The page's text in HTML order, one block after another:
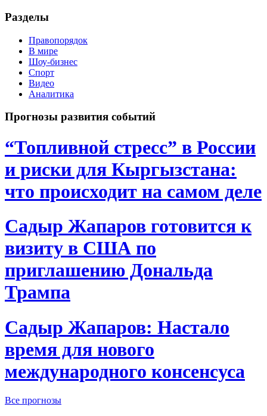
Разделы
Правопорядок
В мире
Шоу-бизнес
Спорт
Видео
Аналитика
Прогнозы развития событий
“Топливной стресс” в России
и риски для Кыргызстана:
что происходит на самом деле
Садыр Жапаров готовится к
визиту в США по
приглашению Дональда
Трампа
Садыр Жапаров: Настало
время для нового
международного консенсуса
Все прогнозы